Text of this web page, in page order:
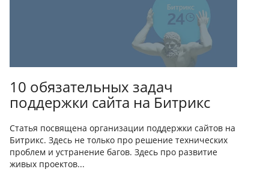
10 обязательных задач
поддержки сайта на Битрикс
Статья посвящена организации поддержки сайтов на
Битрикс. Здесь не только про решение технических
проблем и устранение багов. Здесь про развитие
живых проектов...